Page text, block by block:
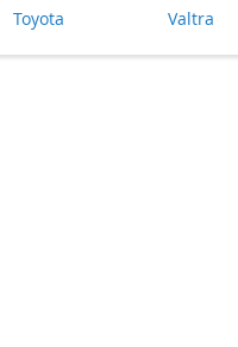
Toyota Valtra